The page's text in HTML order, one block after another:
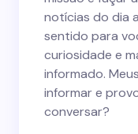
notícias do dia
sentido para
curiosidade e
informado.
informar e
conversar?